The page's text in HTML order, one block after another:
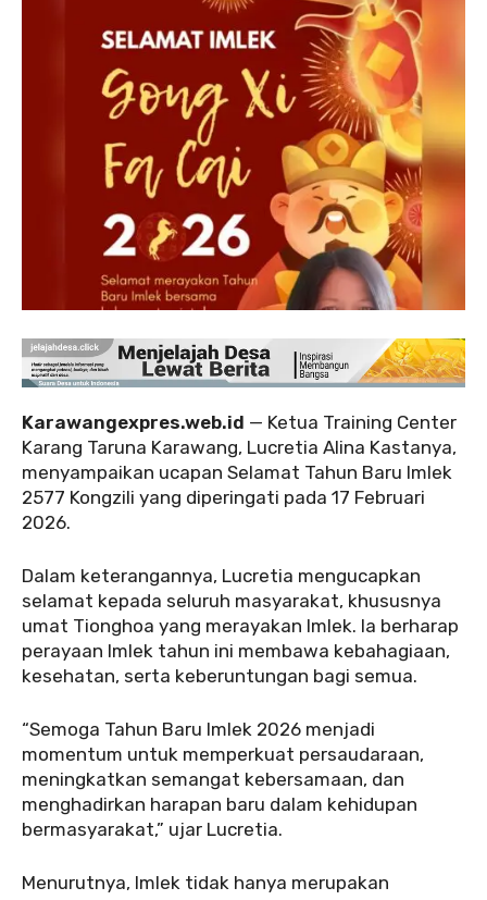
Karawangexpres.web.id — Ketua Training Center
Karang Taruna Karawang, Lucretia Alina Kastanya,
menyampaikan ucapan Selamat Tahun Baru Imlek
2577 Kongzili yang diperingati pada 17 Februari
2026.
‎Dalam keterangannya, Lucretia mengucapkan
selamat kepada seluruh masyarakat, khususnya
umat Tionghoa yang merayakan Imlek. Ia berharap
perayaan Imlek tahun ini membawa kebahagiaan,
kesehatan, serta keberuntungan bagi semua.
‎‎“Semoga Tahun Baru Imlek 2026 menjadi
momentum untuk memperkuat persaudaraan,
meningkatkan semangat kebersamaan, dan
menghadirkan harapan baru dalam kehidupan
bermasyarakat,” ujar Lucretia.
‎‎Menurutnya, Imlek tidak hanya merupakan